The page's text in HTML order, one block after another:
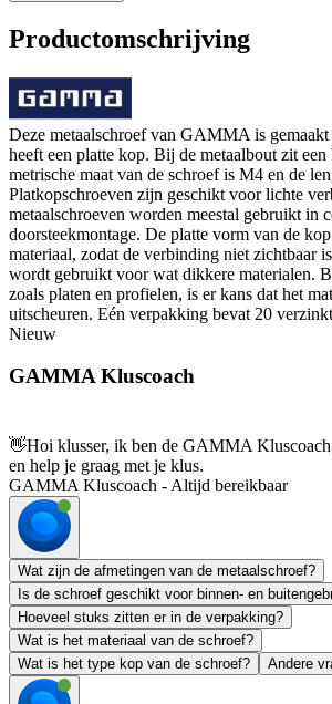
Productomschrijving
Deze metaalschroef van GAMMA is
heeft een platte kop. Bij de metaalbout zit een
metrische maat van de schroef is M4 en de
Platkopschroeven zijn geschikt voor lichte
metaalschroeven worden meestal gebruikt in
doorsteekmontage. De platte vorm van de
materiaal, zodat de verbinding niet zichtbaar
wordt gebruikt voor wat dikkere materialen.
zoals platen en profielen, is er kans dat het
uitscheuren. Eén verpakking bevat 20
Nieuw
GAMMA Kluscoach
👋Hoi klusser, ik ben de GAMMA
en help je graag met je klus.
GAMMA Kluscoach - Altijd bereikbaar
Wat zijn de afmetingen van de metaalschroef?
Is de schroef geschikt voor binnen- en
Hoeveel stuks zitten er in de verpakking?
Wat is het materiaal van de schroef?
Wat is het type kop van de schroef?
Andere